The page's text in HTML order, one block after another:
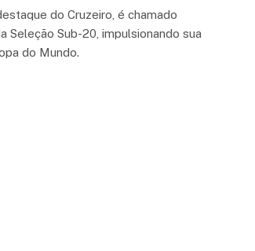
do Cruzeiro, é chamado
Seleção Sub-20, impulsionando sua
do Mundo.